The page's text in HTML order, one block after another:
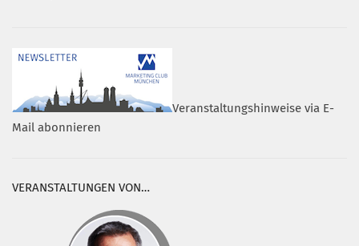
Veranstaltungshinweise via E-
Mail abonnieren
VERANSTALTUNGEN VON…